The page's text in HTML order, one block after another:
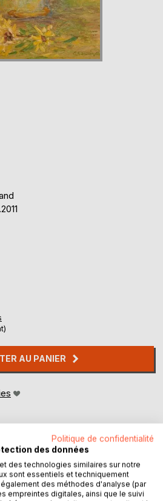
AU PANIER
Politique de confidentialité
des données
des technologies similaires sur notre
sont essentiels et techniquement
des méthodes d'analyse (par
empreintes digitales, ainsi que le suivi